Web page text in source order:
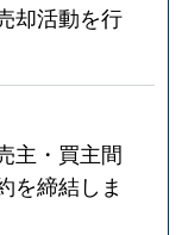
却活動を行
主・買主間
を締結しま